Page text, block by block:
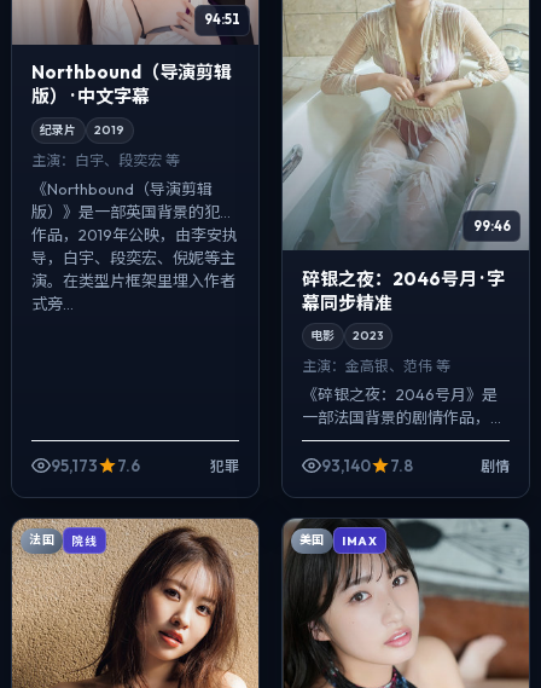
94:51
Northbound（导演剪辑
版） · 中文字幕
纪录片 2019
主演： 白宇、段奕宏 等
《Northbound（导演剪辑
版）》是一部英国背景的犯罪
作品，2019年公映，由李安执
导，白宇、段奕宏、倪妮等主
演。在类型片框架里埋入作者
式旁...
95,173 7.6 犯罪
99:46
碎银之夜：2046号月 · 字
幕同步精准
电影 2023
主演： 金高银、范伟 等
《碎银之夜：2046号月》是
一部法国背景的剧情作品，
2023年公映，由杜琪峰执
导，金高银、范伟、沈腾等主
93,140 7.8 剧情
法国 院线 美国 IMAX